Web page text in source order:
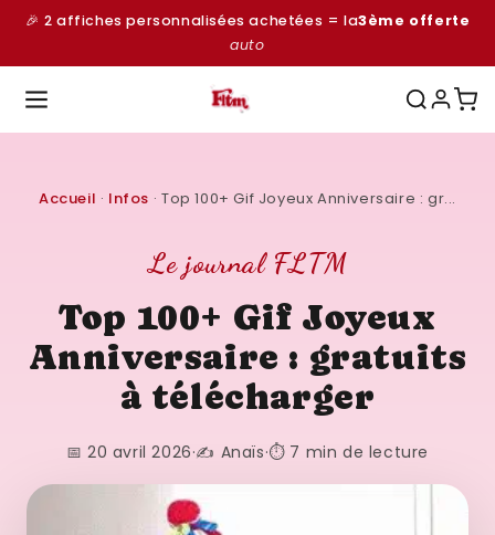
passer
contenu
🎉 2 affiches personnalisées achetées = la3ème offerte
auto
Accueil · Infos · Top 100+ Gif Joyeux Anniversaire : gr...
Le journal FLTM
Top 100+ Gif Joyeux
Anniversaire : gratuits
à télécharger
📅 20 avril 2026·✍️ Anaïs·⏱️ 7 min de lecture